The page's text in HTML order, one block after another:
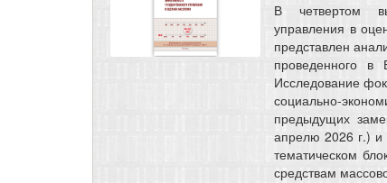
В четвертом
управления в
представлен
проведенного
Исследование
социально-
предыдущих
апрелю 2026 г.) и
тематическом
средствам